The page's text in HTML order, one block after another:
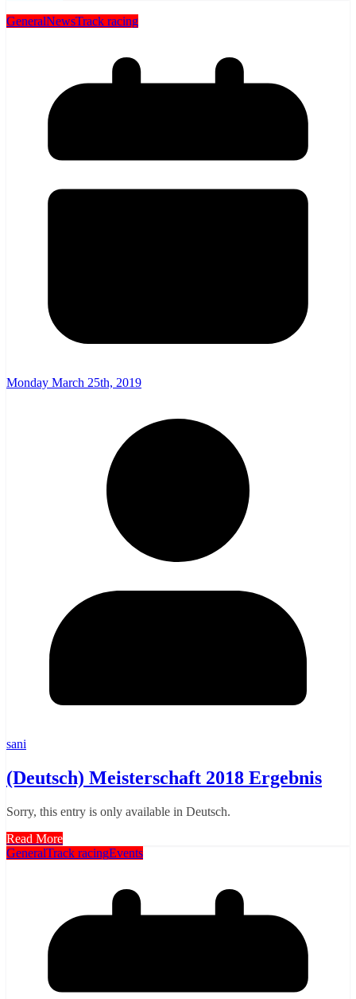
GeneralNewsTrack racing
Monday March 25th, 2019
sani
(Deutsch) Meisterschaft 2018 Ergebnis
Sorry, this entry is only available in Deutsch.
Read More
GeneralTrack racingEvents